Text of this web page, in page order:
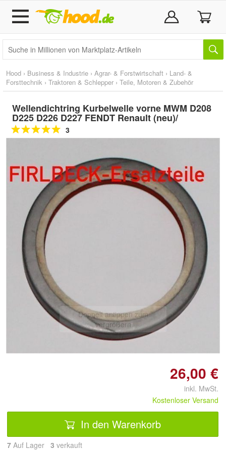
Hood › Business & Industrie › Agrar- & Forstwirtschaft › Land- &
Forsttechnik › Traktoren & Schlepper › Teile, Motoren & Zubehör
Wellendichtring Kurbelwelle vorne MWM D208
D225 D226 D227 FENDT Renault (neu)/
3
Doppelt antippen zum
vergrößern
26,00 €
inkl. MwSt.
Kostenloser Versand
In den Warenkorb
7 Auf Lager 3 verkauft